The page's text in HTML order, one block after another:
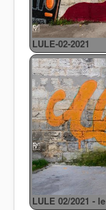
LULE-02-2021
LULE 02/2021 -